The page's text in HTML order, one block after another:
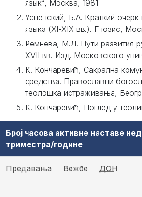
язык“, Москва, 1981.
Успенский, Б.А. Краткий очерк
языка (XI-XIX вв.). Гнозис,
Ремнёва, М.Л. Пути развития
XVII вв. Изд. Московского
К. Кончаревић, Сакрална
средства. Православни
теолошка истраживања,
К. Кончаревић, Поглед у
Број часова активне наставе
триместра/године
Предавања Вежбе ДОН